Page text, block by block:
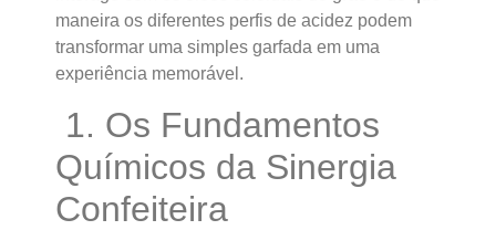
maneira os diferentes perfis de acidez podem
transformar uma simples garfada em uma
experiência memorável.
1. Os Fundamentos
Químicos da Sinergia
Confeiteira